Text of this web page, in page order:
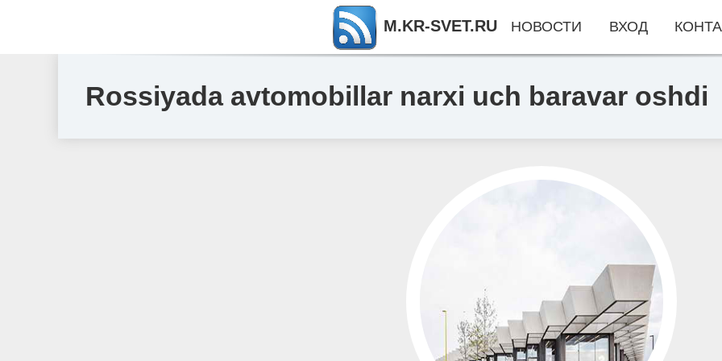
Rossiyada avtomobillar narxi uch baravar oshdi
M.KR-SVET.RU НОВОСТИ ВХОД